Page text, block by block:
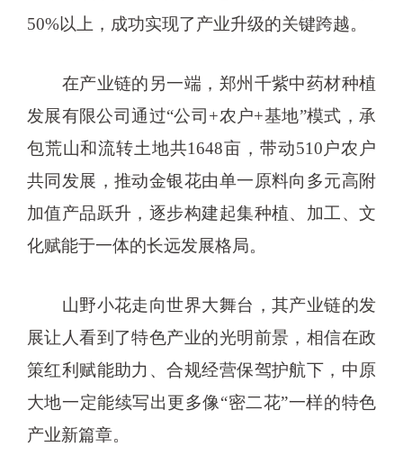
50%以上，成功实现了产业升级的关键跨越。
在产业链的另一端，郑州千紫中药材种植
发展有限公司通过“公司+农户+基地”模式，承
包荒山和流转土地共1648亩，带动510户农户
共同发展，推动金银花由单一原料向多元高附
加值产品跃升，逐步构建起集种植、加工、文
化赋能于一体的长远发展格局。
山野小花走向世界大舞台，其产业链的发
展让人看到了特色产业的光明前景，相信在政
策红利赋能助力、合规经营保驾护航下，中原
大地一定能续写出更多像“密二花”一样的特色
产业新篇章。